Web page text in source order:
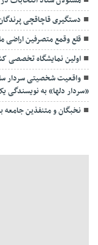
دستگیری قاچاقچی
قلع وقمع متصرفین اراضی
اولین نمایشگاه تخصصی
واقعیت شخصیتی سردار
«سردار دلها» به نویسندگی
نخبگان و متنفذین جامعه